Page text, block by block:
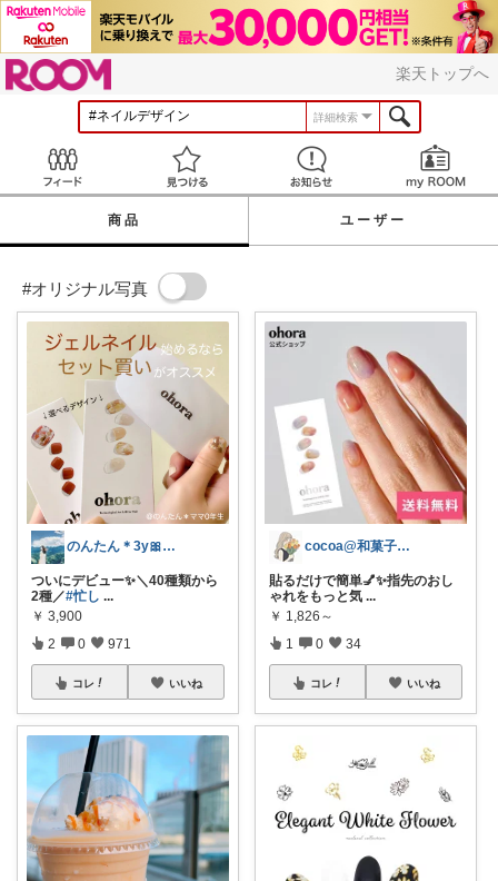
楽天トップへ
詳細検索
見つける お知らせ
商品 ユーザー
#オリジナル写真
のんたん＊3y🎀1y👶🏻🍼
ついにデビュー✨＼40種類から
2種／#忙し ...
￥ 3,900
2 0 971
コレ いいね
cocoa@和菓子大好き
貼るだけで簡単💅✨指先のおし
ゃれをもっと気 ...
￥ 1,826～
1 0 34
コレ いいね